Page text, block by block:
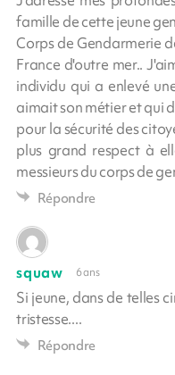
famille de cette jeune
Corps de Gendarmerie
France d'outre mer..
individu qui a enlevé
aimait son métier et qui
pour la sécurité des
plus grand respect à
messieurs du corps de
Répondre
squaw 6 ans
Si jeune, dans de telles
tristesse....
Répondre